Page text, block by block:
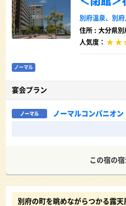
別府温泉、 別
住所 : 大分県
人気度：
ノーマル
宴会プラン
ノーマル
ノーマルコンパニオン
この宿の
別府の町を眺めながらつかる露